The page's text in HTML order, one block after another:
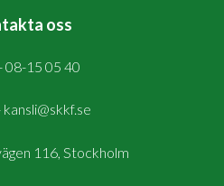
oss
08-15 05 40
kansli@skkf.se
116, Stockholm